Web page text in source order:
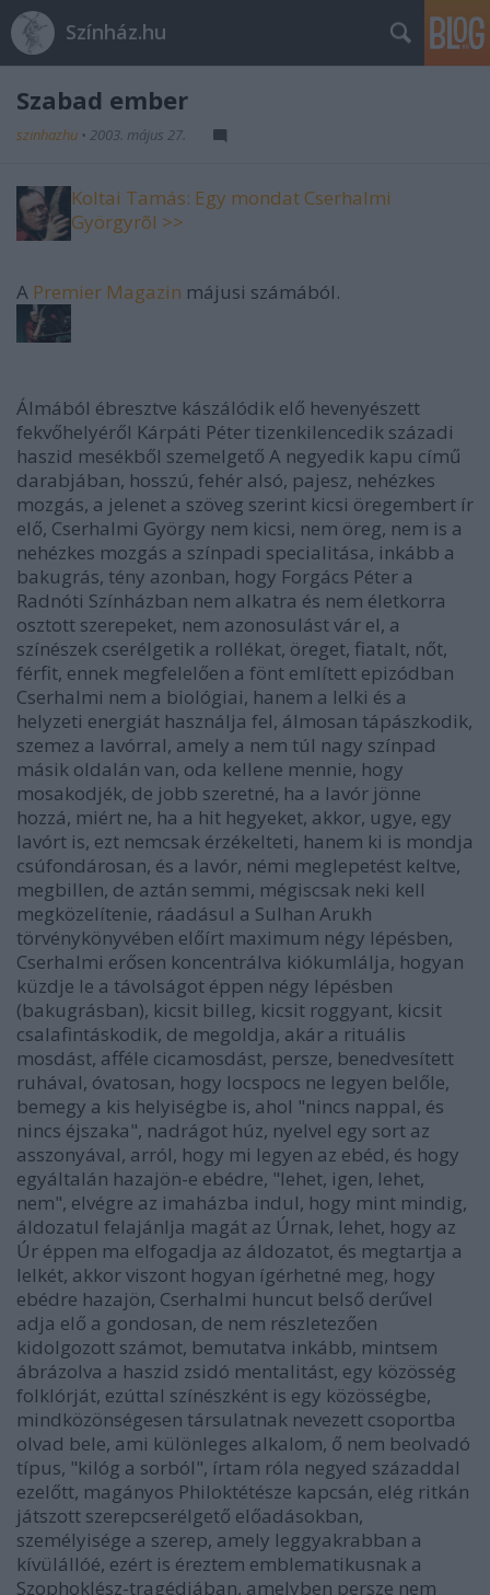
Színház.hu
Szabad ember
szinhazhu • 2003. május 27.
Koltai Tamás: Egy mondat Cserhalmi
Györgyrõl >>
A Premier Magazin májusi számából.
Álmából ébresztve kászálódik elő hevenyészett
fekvőhelyéről Kárpáti Péter tizenkilencedik századi
haszid mesékből szemelgető A negyedik kapu című
darabjában, hosszú, fehér alsó, pajesz, nehézkes
mozgás, a jelenet a szöveg szerint kicsi öregembert ír
elő, Cserhalmi György nem kicsi, nem öreg, nem is a
nehézkes mozgás a színpadi specialitása, inkább a
bakugrás, tény azonban, hogy Forgács Péter a
Radnóti Színházban nem alkatra és nem életkorra
osztott szerepeket, nem azonosulást vár el, a
színészek cserélgetik a rollékat, öreget, fiatalt, nőt,
férfit, ennek megfelelően a fönt említett epizódban
Cserhalmi nem a biológiai, hanem a lelki és a
helyzeti energiát használja fel, álmosan tápászkodik,
szemez a lavórral, amely a nem túl nagy színpad
másik oldalán van, oda kellene mennie, hogy
mosakodjék, de jobb szeretné, ha a lavór jönne
hozzá, miért ne, ha a hit hegyeket, akkor, ugye, egy
lavórt is, ezt nemcsak érzékelteti, hanem ki is mondja
csúfondárosan, és a lavór, némi meglepetést keltve,
megbillen, de aztán semmi, mégiscsak neki kell
megközelítenie, ráadásul a Sulhan Arukh
törvénykönyvében előírt maximum négy lépésben,
Cserhalmi erősen koncentrálva kiókumlálja, hogyan
küzdje le a távolságot éppen négy lépésben
(bakugrásban), kicsit billeg, kicsit roggyant, kicsit
csalafintáskodik, de megoldja, akár a rituális
mosdást, afféle cicamosdást, persze, benedvesített
ruhával, óvatosan, hogy locspocs ne legyen belőle,
bemegy a kis helyiségbe is, ahol "nincs nappal, és
nincs éjszaka", nadrágot húz, nyelvel egy sort az
asszonyával, arról, hogy mi legyen az ebéd, és hogy
egyáltalán hazajön-e ebédre, "lehet, igen, lehet,
nem", elvégre az imaházba indul, hogy mint mindig,
áldozatul felajánlja magát az Úrnak, lehet, hogy az
Úr éppen ma elfogadja az áldozatot, és megtartja a
lelkét, akkor viszont hogyan ígérhetné meg, hogy
ebédre hazajön, Cserhalmi huncut belső derűvel
adja elő a gondosan, de nem részletezően
kidolgozott számot, bemutatva inkább, mintsem
ábrázolva a haszid zsidó mentalitást, egy közösség
folklórját, ezúttal színészként is egy közösségbe,
mindközönségesen társulatnak nevezett csoportba
olvad bele, ami különleges alkalom, ő nem beolvadó
típus, "kilóg a sorból", írtam róla negyed századdal
ezelőtt, magányos Philoktétésze kapcsán, elég ritkán
játszott szerepcserélgető előadásokban,
személyisége a szerep, amely leggyakrabban a
kívülállóé, ezért is éreztem emblematikusnak a
Szophoklész-tragédiában, amelyben persze nem